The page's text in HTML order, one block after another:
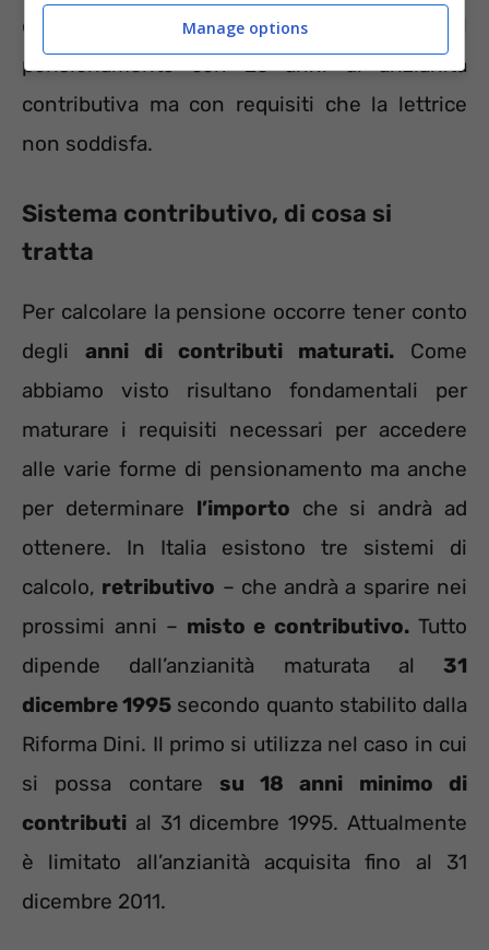
condizioni
. Poi c’èla RITAche permette il
pensionamento con 25 anni di anzianità
contributiva ma con requisiti che la lettrice
non soddisfa.
Sistema contributivo, di cosa si
tratta
Per calcolare la pensione occorre tener conto
degli anni di contributi maturati. Come
abbiamo visto risultano fondamentali per
maturare i requisiti necessari per accedere
alle varie forme di pensionamento ma anche
per determinare l’importo che si andrà ad
ottenere. In Italia esistono tre sistemi di
calcolo, retributivo – che andrà a sparire nei
prossimi anni – misto e contributivo.Tutto
dipende dall’anzianità maturata al 31
dicembre 1995 secondo quanto stabilito dalla
Riforma Dini. Il primo si utilizza nel caso in cui
si possa contare su 18 anni minimo di
contributi al 31 dicembre 1995. Attualmente
è limitato all’anzianità acquisita fino al 31
dicembre 2011.
Manage options